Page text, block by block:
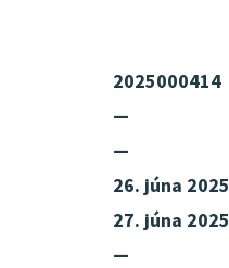
2025000414
—
—
26. júna 2025
27. júna 2025
—